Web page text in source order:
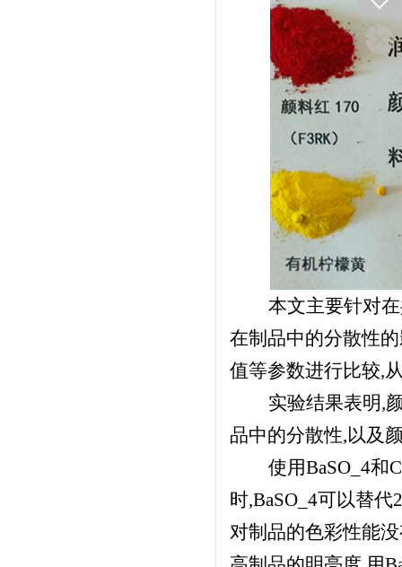
本文主要针对
在制品中的分散性
值等参数进行比较,
实验结果表明,
品中的分散性,以及
使用BaSO_4和
时,BaSO_4可以替代
对制品的色彩性能